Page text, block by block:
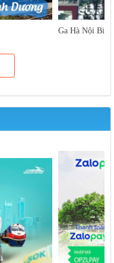
Ga Hà Nội Biên